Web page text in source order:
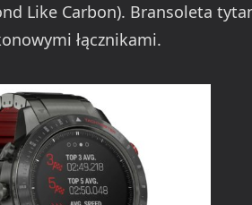
Like Carbon). Bransoleta
łącznikami.